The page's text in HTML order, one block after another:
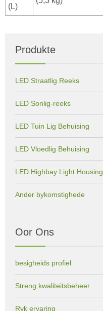
(L)
Produkte
LED Straatlig Reeks
LED Sonlig-reeks
LED Tuin Lig Behuising
LED Vloedlig Behuising
LED Highbay Light Housing
Ander bykomstighede
Oor Ons
besigheids profiel
Streng kwaliteitsbeheer
Ryk ervaring